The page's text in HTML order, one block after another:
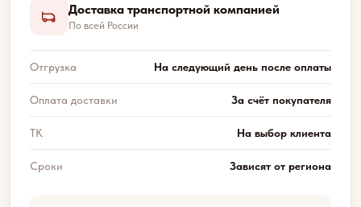
Доставка транспортной компанией
По всей России
Отгрузка На следующий день после оплаты
Оплата доставки За счёт покупателя
ТК На выбор клиента
Сроки Зависят от региона